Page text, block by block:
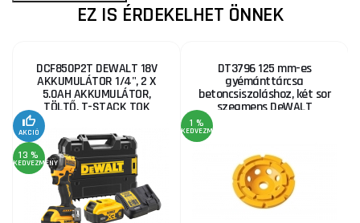
EZ IS ÉRDEKELHET ÖNNEK
DCF850P2T DEWALT 18V
AKKUMULÁTOR 1/4", 2 X
5.0AH AKKUMULÁTOR,
TÖLTŐ, T-STACK TOK
AKCIÓ
13 %
KEDVEZMÉNY
DT3796 125 mm-es
gyémánttárcsa
betoncsiszoláshoz, két sor
szegmens DeWALT
1 %
KEDVEZMÉNY